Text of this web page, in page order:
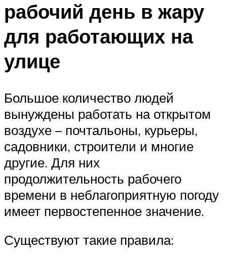
рабочий день в жару
для работающих на
улице
Большое количество людей
вынуждены работать на открытом
воздухе – почтальоны, курьеры,
садовники, строители и многие
другие. Для них
продолжительность рабочего
времени в неблагоприятную погоду
имеет первостепенное значение.
Существуют такие правила: